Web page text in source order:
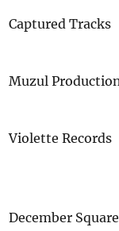
Captured Tracks
Muzul
Violette Records
December Square